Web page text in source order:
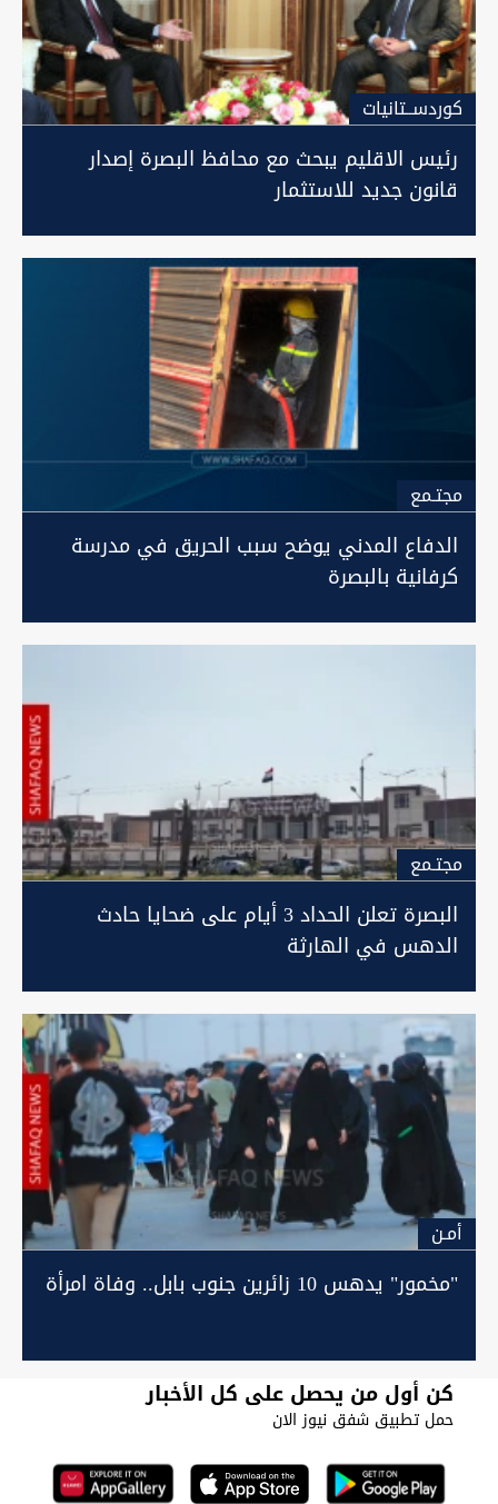
كوردســتانيات
رئيس الاقليم يبحث مع محافظ البصرة إصدار
قانون جديد للاستثمار
مجتـمع
الدفاع المدني يوضح سبب الحريق في مدرسة
كرفانية بالبصرة
مجتـمع
البصرة تعلن الحداد 3 أيام على ضحايا حادث
الدهس في الهارثة
أمـن
"مخمور" يدهس 10 زائرين جنوب بابل.. وفاة امرأة
كن أول من يحصل على كل الأخبار
حمل تطبيق شفق نيوز الان